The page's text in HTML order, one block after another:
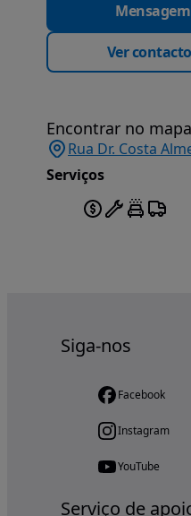
Mensagem
Ver
Encontrar no mapa
Rua Dr. Costa
Serviços
Siga-nos
Facebook
Instagram
YouTube
Serviço de